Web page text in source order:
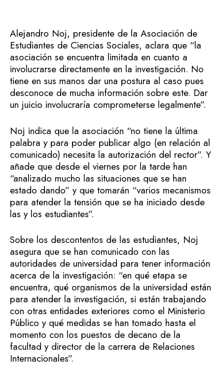
Alejandro Noj, presidente de la Asociación de
Estudiantes de Ciencias Sociales, aclara que “la
asociación se encuentra limitada en cuanto a
involucrarse directamente en la investigación. No
tiene en sus manos dar una postura al caso pues
desconoce de mucha información sobre este. Dar
un juicio involucraría comprometerse legalmente”.
Noj indica que la asociación “no tiene la última
palabra y para poder publicar algo (en relación al
comunicado) necesita la autorización del rector”. Y
añade que desde el viernes por la tarde han
“analizado mucho las situaciones que se han
estado dando” y que tomarán “varios mecanismos
para atender la tensión que se ha iniciado desde
las y los estudiantes”.
Sobre los descontentos de las estudiantes, Noj
asegura que se han comunicado con las
autoridades de universidad para tener información
acerca de la investigación: “en qué etapa se
encuentra, qué organismos de la universidad están
para atender la investigación, si están trabajando
con otras entidades exteriores como el Ministerio
Público y qué medidas se han tomado hasta el
momento con los puestos de decano de la
facultad y director de la carrera de Relaciones
Internacionales”.